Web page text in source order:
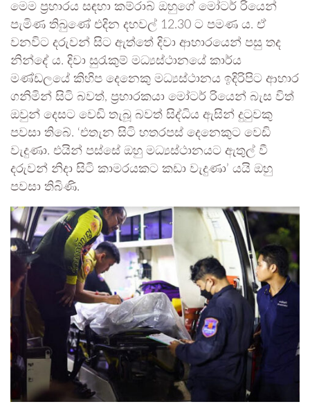
මෙම ප්‍රහාරය සඳහා කම්රාබ් ඔහුගේ මෝටර් රියෙන්
පැමිණ තිබුණේ එදින දහවල් 12.30 ට පමණ ය. ඒ
වනවිට දරුවන් සිට ඇත්තේ දිවා ආහාරයෙන් පසු තද
නින්දේ ය. දිවා සුරැකුම් මධ්‍යස්ථානයේ කාර්ය
මණ්ඩලයේ කිහිප දෙනෙකු මධ්‍යස්ථානය ඉදිරිපිට ආහාර
ගනිමින් සිටි බවත්, ප්‍රහාරකයා මෝටර් රියෙන් බැස විත්
ඔවුන් දෙසට වෙඩි තැබූ බවත් සිද්ධිය ඇසින් දුටුවකු
පවසා තිබේ. ‘එතැන සිටි හතරපස් දෙනෙකුට වෙඩි
වැදුණා. එයින් පස්සේ ඔහු මධ්‍යස්ථානයට ඇතුල් වී
දරුවන් නිදා සිටි කාමරයකට කඩා වැදුණා’ යයි ඔහු
පවසා තිබිණි.